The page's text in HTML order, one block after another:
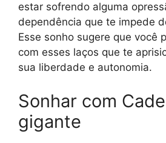
estar sofrendo alguma
dependência que te impede
Esse sonho sugere que você
com esses laços que te
sua liberdade e autonomia.
Sonhar com
gigante